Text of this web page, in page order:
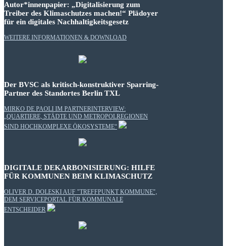
Autor*innenpapier: „Digitalisierung zum
Treiber des Klimaschutzes machen!“ Plädoyer
für ein digitales Nachhaltigkeitsgesetz
WEITERE INFORMATIONEN & DOWNLOAD
Der BVSC als kritisch-konstruktiver Sparring-
Partner des Standortes Berlin TXL
MIRKO DE PAOLI IM PARTNERINTERVIEW:
„QUARTIERE, STÄDTE UND METROPOLREGIONEN
SIND HOCHKOMPLEXE ÖKOSYSTEME“
DIGITALE DEKARBONISIERUNG: HILFE
FÜR KOMMUNEN BEIM KLIMASCHUTZ
OLIVER D. DOLESKI AUF "TREFFPUNKT KOMMUNE",
DEM SERVICEPORTAL FÜR KOMMUNALE
ENTSCHEIDER